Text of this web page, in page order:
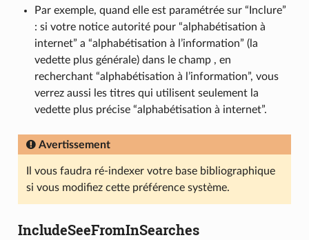
Par exemple, quand elle est paramétrée sur “Inclure”
: si votre notice autorité pour “alphabétisation à
internet” a “alphabétisation à l’information” (la
vedette plus générale) dans le champ , en
recherchant “alphabétisation à l’information”, vous
verrez aussi les titres qui utilisent seulement la
vedette plus précise “alphabétisation à internet”.
Avertissement
Il vous faudra ré-indexer votre base bibliographique
si vous modifiez cette préférence système.
IncludeSeeFromInSearches